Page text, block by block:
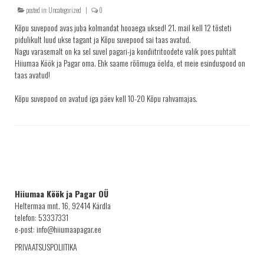
KRINGLID
SAIAD
PEOLAUA TOOTED
Šašlõkid
KONTAKT
AJALUGU
MÜÜGIKOHAD
posted in:Uncategorized | 0
Kõpu suvepood avas juba kolmandat hooaega uksed! 21. mail kell 12 tõsteti
pidulikult luud ukse tagant ja Kõpu suvepood sai taas avatud.
Nagu varasemalt on ka sel suvel pagari-ja kondiitritoodete valik poes puhtalt
Hiiumaa Köök ja Pagar oma. Ehk saame rõõmuga öelda, et meie esinduspood on
taas avatud!
Kõpu suvepood on avatud iga päev kell 10-20 Kõpu rahvamajas.
Hiiumaa Köök ja Pagar OÜ
Heltermaa mnt. 16, 92414 Kärdla
telefon: 53337331
e-post: info@hiiumaapagar.ee
PRIVAATSUSPOLIITIKA